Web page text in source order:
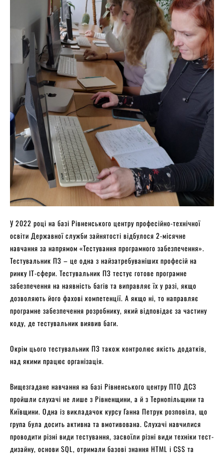
У 2022 році на базі Рівненського центру професійно-технічної
освіти Державної служби зайнятості відбулося 2-місячне
навчання за напрямом «Тестування програмного забезпечення».
Тестувальник ПЗ – це одна з найзатребуваніших професій на
ринку IT-сфери. Тестувальник ПЗ тестує готове програмне
забезпечення на наявність багів та виправляє їх у разі, якщо
дозволяють його фахові компетенції. А якщо ні, то направляє
програмне забезпечення розробнику, який відповідає за частину
коду, де тестувальник виявив баги.
Окрім цього тестувальник ПЗ також контролює якість додатків,
над якими працює організація.
Вищезгадане навчання на базі Рівненського центру ПТО ДСЗ
пройшли слухачі не лише з Рівненщини, а й з Тернопільщини та
Київщини. Одна із викладачок курсу Ганна Петрук розповіла, що
група була досить активна та вмотивована. Слухачі навчилися
проводити різні види тестування, засвоїли різні види техніки тест-
дизайну, основи SQL, отримали базові знання HTML і CSS та